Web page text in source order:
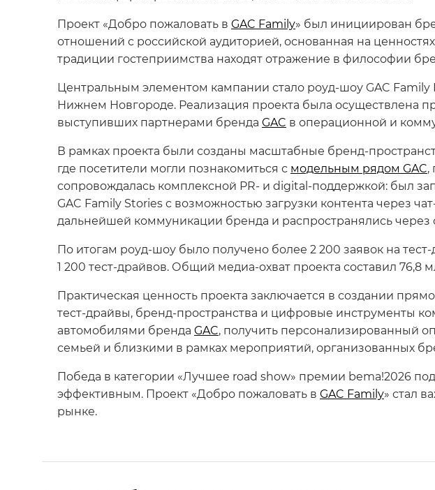
Проект «Добро пожаловать в GAC Family» был инициирован
отношений с российской аудиторией, основанная на
традиции гостеприимства находят отражение в философии
Центральным элементом кампании стало роуд-шоу GAC
Нижнем Новгороде. Реализация проекта была осуществлена
выступивших партнерами бренда GAC в операционной и
В рамках проекта были созданы масштабные бренд-
где посетители могли познакомиться с модельным рядом GAC,
сопровождалась комплексной PR- и digital-поддержкой: был
GAC Family Stories с возможностью загрузки контента через
дальнейшей коммуникации бренда и распространялись
По итогам роуд-шоу было получено более 2 200 заявок на
1 200 тест-драйвов. Общий медиа-охват проекта составил
Практическая ценность проекта заключается в создании
тест-драйвы, бренд-пространства и цифровые инструменты
автомобилями бренда GAC, получить персонализированный
семьей и близкими в рамках мероприятий, организованных
Победа в категории «Лучшее road show» премии bema!2026
эффективным. Проект «Добро пожаловать в GAC Family» стал
рынке.